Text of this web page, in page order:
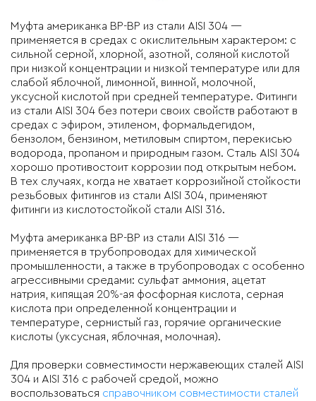
Муфта американка ВР-ВР из стали AISI 304 —
применяется в средах с окислительным характером: с
сильной серной, хлорной, азотной, соляной кислотой
при низкой концентрации и низкой температуре или для
слабой яблочной, лимонной, винной, молочной,
уксусной кислотой при средней температуре. Фитинги
из стали AISI 304 без потери своих свойств работают в
средах с эфиром, этиленом, формальдегидом,
бензолом, бензином, метиловым спиртом, перекисью
водорода, пропаном и природным газом. Сталь AISI 304
хорошо противостоит коррозии под открытым небом.
В тех случаях, когда не хватает коррозийной стойкости
резьбовых фитингов из стали AISI 304, применяют
фитинги из кислотостойкой стали AISI 316.
Муфта американка ВР-ВР из стали AISI 316 —
применяется в трубопроводах для химической
промышленности, а также в трубопроводах с особенно
агрессивными средами: сульфат аммония, ацетат
натрия, кипящая 20%-ая фосфорная кислота, серная
кислота при определенной концентрации и
температуре, сернистый газ, горячие органические
кислоты (уксусная, яблочная, молочная).
Для проверки совместимости нержавеющих сталей AISI
304 и AISI 316 с рабочей средой, можно
воспользоваться справочником совместимости сталей